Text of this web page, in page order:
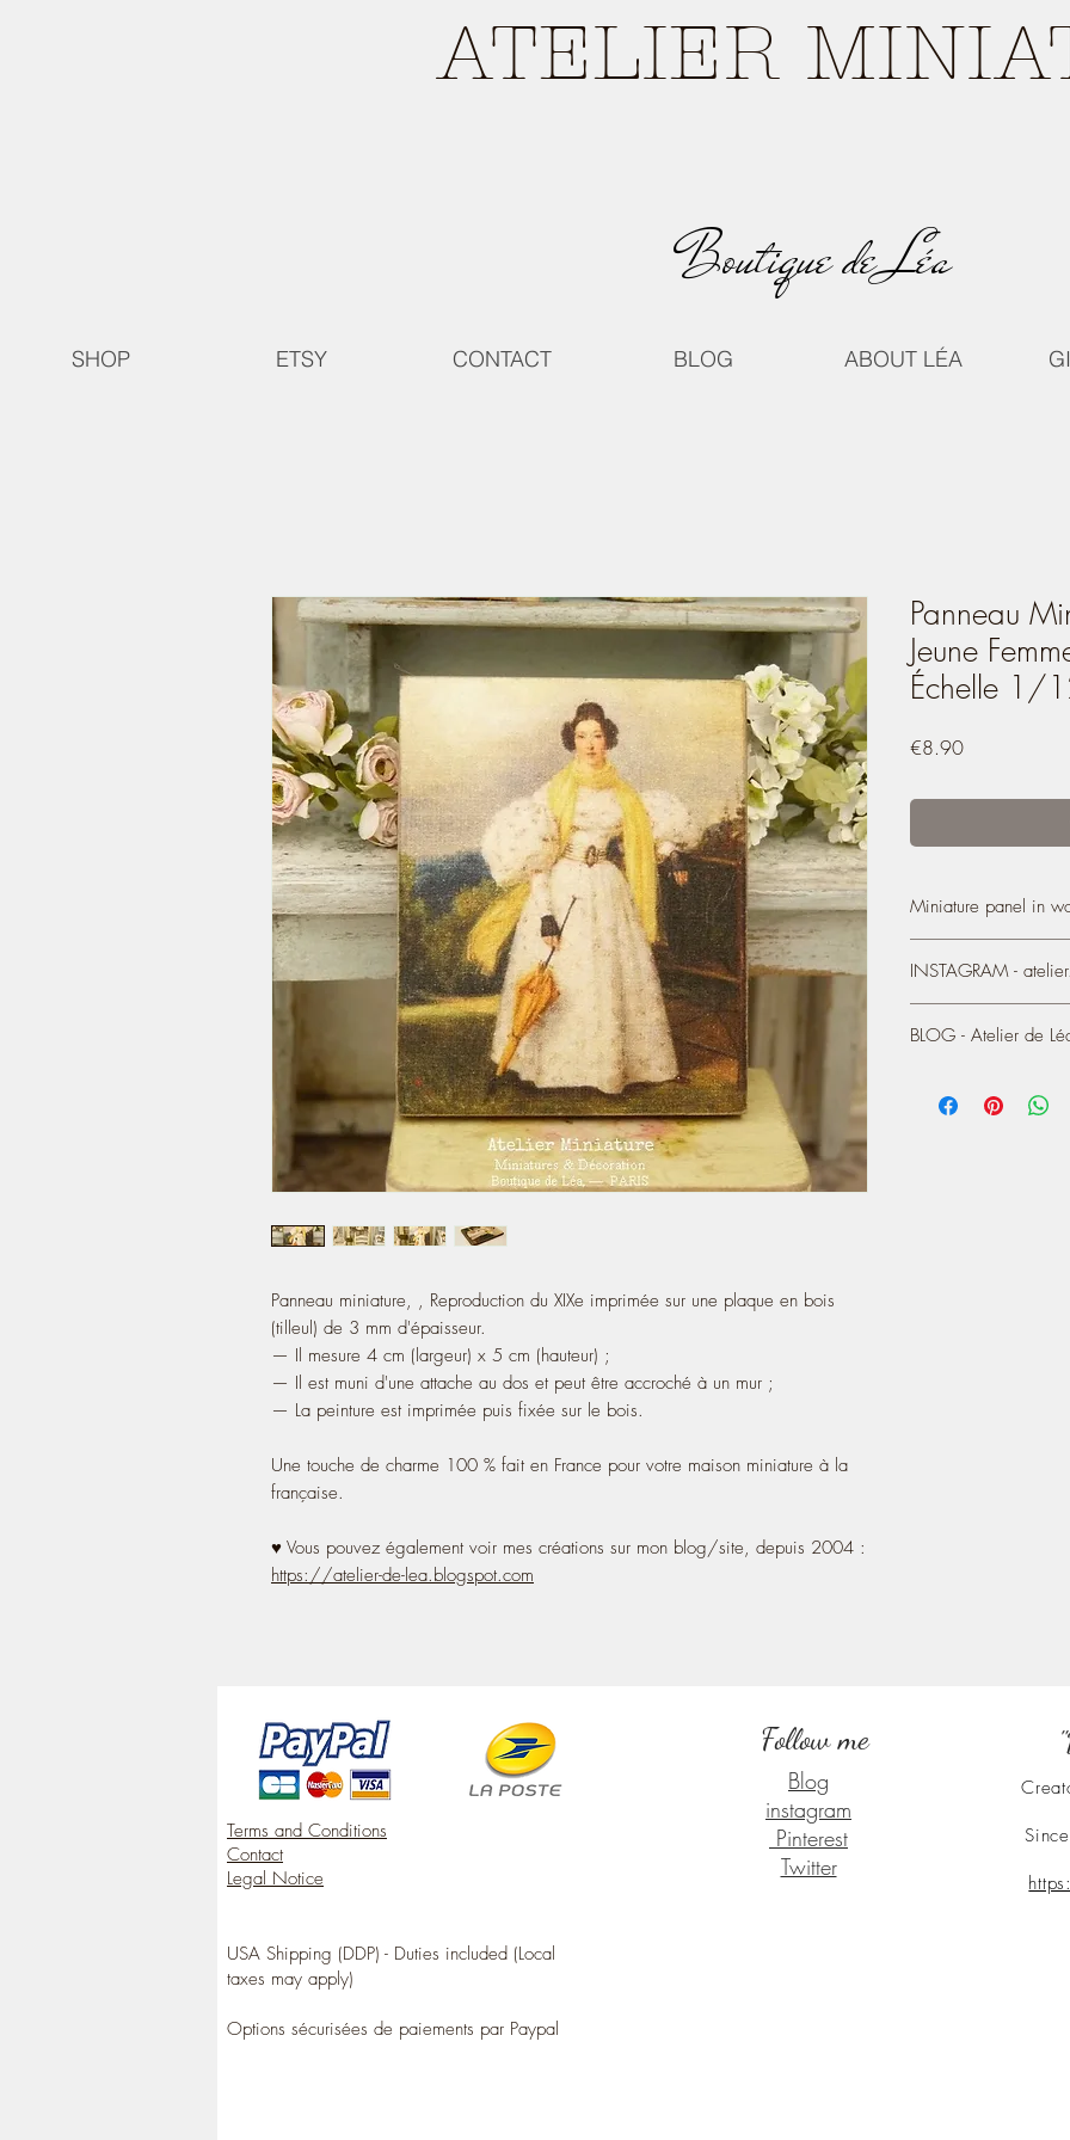
ATELIER
Boutique de Léa
SHOP ETSY CONTACT BLOG ABOUT LÉA
Panneau miniature, , Reproduction du XIXe imprimée sur une plaque en bois
(tilleul) de 3 mm d'épaisseur.
— Il mesure 4 cm (largeur) x 5 cm (hauteur) ;
— Il est muni d'une attache au dos et peut être accroché à un mur ;
— La peinture est imprimée puis fixée sur le bois.
Une touche de charme 100 % fait en France pour votre maison miniature à la
française.
♥ Vous pouvez également voir mes créations sur mon blog/site, depuis 2004 :
https://atelier-de-lea.blogspot.com
Panneau
Jeune
Échelle 1/
€8.90Price
Miniature panel in
century,printed
3 mm thick 0.12''.
- The painting is
INSTAGRAM -
BLOG - Atelier de
2004:
Terms and Conditions
Contact
Legal Notice
USA Shipping (DDP) - Duties included (Local
taxes may apply)
Options sécurisées de paiements par Paypal
Follow me
Blog
instagram
Pinterest
Twitter